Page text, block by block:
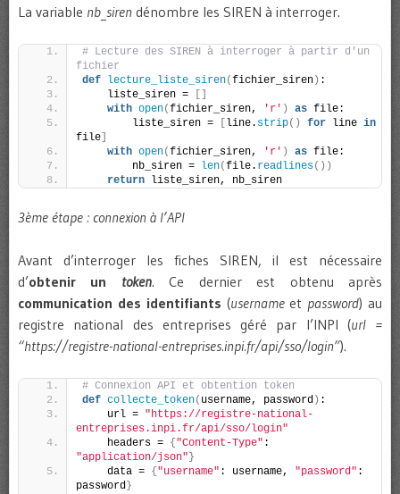
La variable nb_siren dénombre les SIREN à interroger.
# Lecture des SIREN à interroger à partir d'un
fichier
def
lecture_liste_siren(fichier_siren ) :
    liste_siren =
with open(fichier_siren, 'r' ) as file:
        liste_siren =
line. strip() for line in
file
with open(fichier_siren, 'r' ) as file:
        nb_siren =
len(file. readlines())
return liste_siren, nb_siren
3ème étape : connexion à l’API
Avant d’interroger les fiches SIREN, il est nécessaire
d’obtenir un token. Ce dernier est obtenu après
communication des identifiants (usernameet password) au
registre national des entreprises géré par l’INPI (url =
“https://registre-national-entreprises.inpi.fr/api/sso/login”).
# Connexion API et obtention token
def collecte_token( username, password ) :
    url =
"https://registre-national-
entreprises.inpi.fr/api/sso/login"
    headers =
{ "Content-Type"
"application/json" }
    data =
{ "username" : username, "password" :
password }